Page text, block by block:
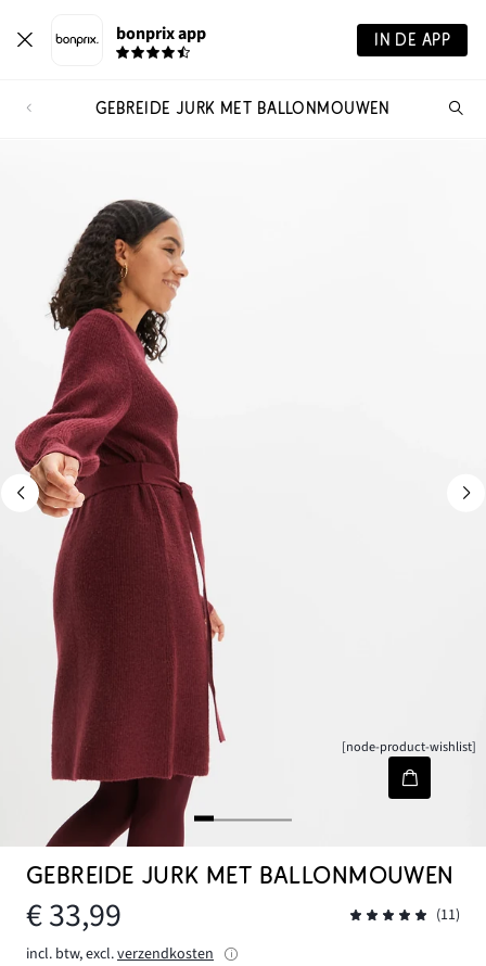
bonprix app IN DE APP
GEBREIDE JURK MET BALLONMOUWEN
[node-product-wishlist]
GEBREIDE JURK MET BALLONMOUWEN
€ 33,99
(11)
incl. btw, excl.verzendkosten